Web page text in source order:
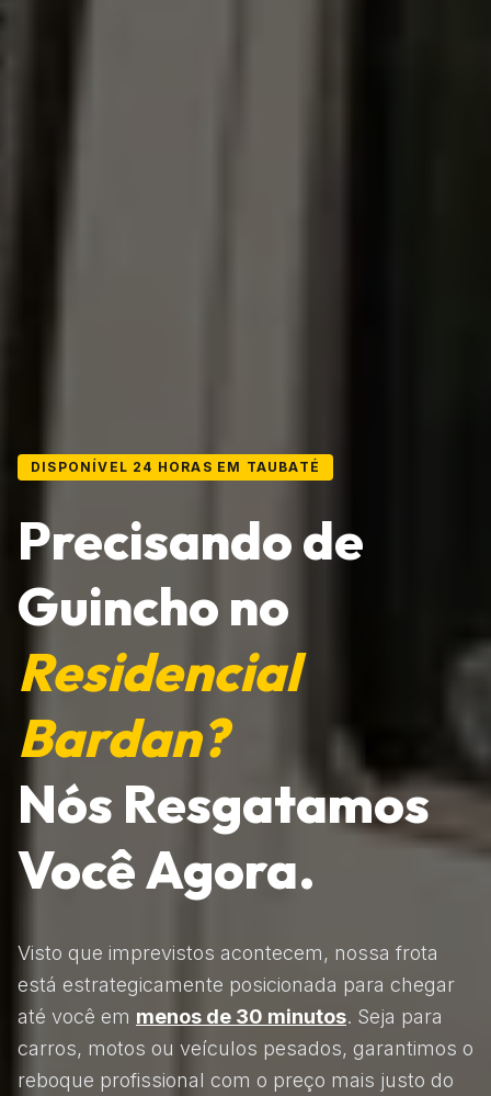
DISPONÍVEL 24 HORAS EM TAUBATÉ
Precisando de
Guincho no
Residencial
Bardan?
Nós Resgatamos
Você Agora.
Visto que imprevistos acontecem, nossa frota
está estrategicamente posicionada para chegar
até você em menos de 30 minutos. Seja para
carros, motos ou veículos pesados, garantimos o
reboque profissional com o preço mais justo do